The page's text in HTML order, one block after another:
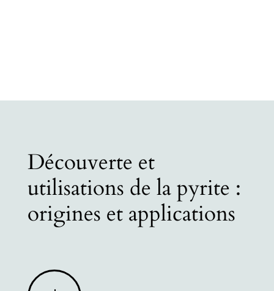
Découverte et
utilisations de la pyrite :
origines et applications